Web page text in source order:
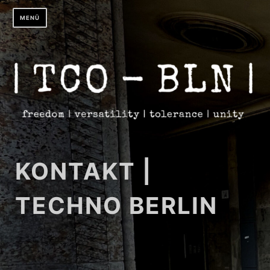
Zum
Inhalt
springen
MENÜ
KONTAKT |
TECHNO BERLIN